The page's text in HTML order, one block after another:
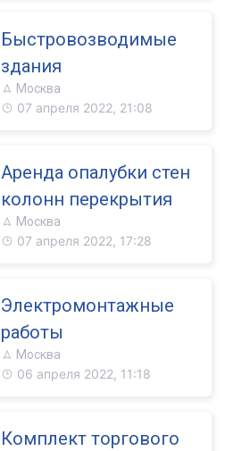
Быстровозводимые
здания
Москва
07 апреля 2022, 21:08
Аренда опалубки стен
колонн перекрытия
Москва
07 апреля 2022, 17:28
Электромонтажные
работы
Москва
06 апреля 2022, 11:18
Комплект торгового